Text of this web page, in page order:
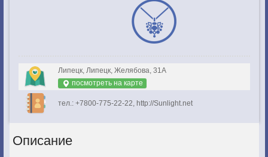
Липецк, Липецк, Желябова, 31А
посмотреть на карте
тел.: +7800-775-22-22, http://Sunlight.net
Описание